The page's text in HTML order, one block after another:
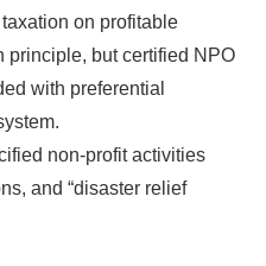
on profitable
principle, but certified NPO
with preferential
non-profit activities
and “disaster relief